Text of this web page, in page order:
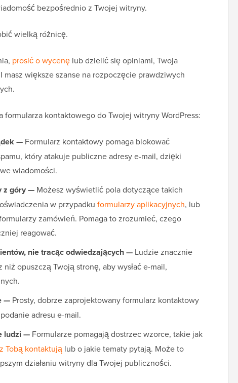
bezpośrednio z Twojej witryny.
wielką różnicę.
prosić o wycenę lub dzielić się opiniami, Twoja
większe szanse na rozpoczęcie prawdziwych
kontaktowego do Twojej witryny WordPress:
— Formularz kontaktowy pomaga blokować
który atakuje publiczne adresy e-mail, dzięki
wiadomości.
z góry — Możesz wyświetlić pola dotyczące takich
w przypadku formularzy aplikacyjnych, lub
zamówień. Pomaga to zrozumieć, czego
reagować.
nie tracąc odwiedzających — Ludzie znacznie
opuszczą Twoją stronę, aby wysłać e-mail,
— Prosty, dobrze zaprojektowany formularz kontaktowy
adresu e-mail.
ludzi — Formularze pomagają dostrzec wzorce, takie jak
Tobą kontaktują lub o jakie tematy pytają. Może to
działaniu witryny dla Twojej publiczności.